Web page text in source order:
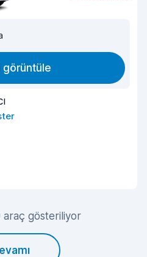
görüntüle
araç gösteriliyor